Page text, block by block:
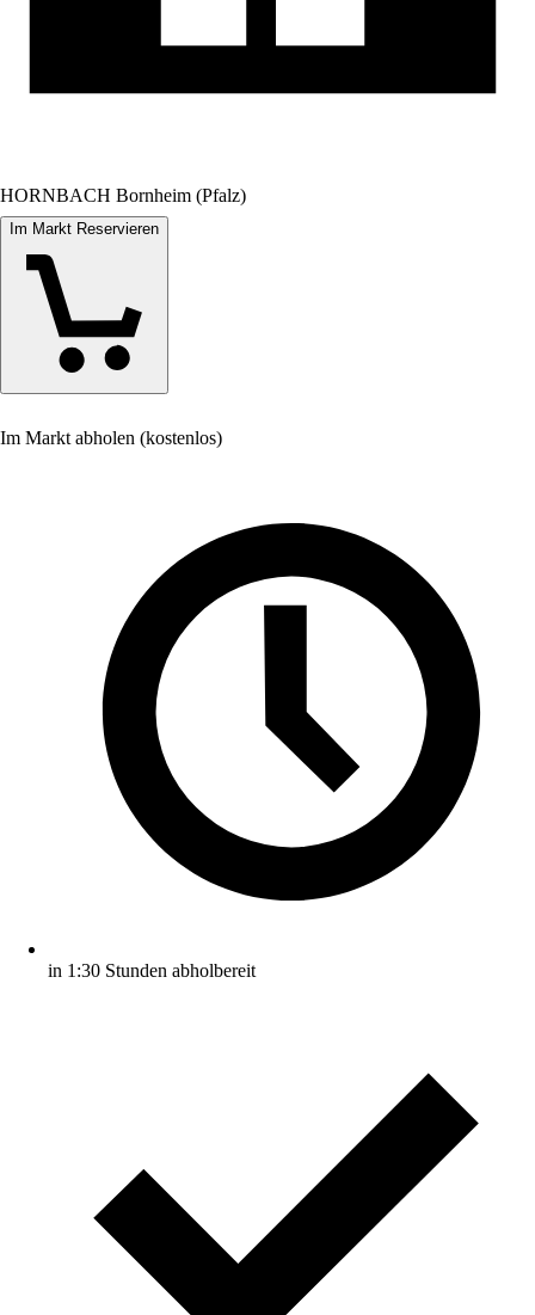
HORNBACH Bornheim (Pfalz)
Im Markt Reservieren
Im Markt abholen (kostenlos)
in 1:30 Stunden abholbereit